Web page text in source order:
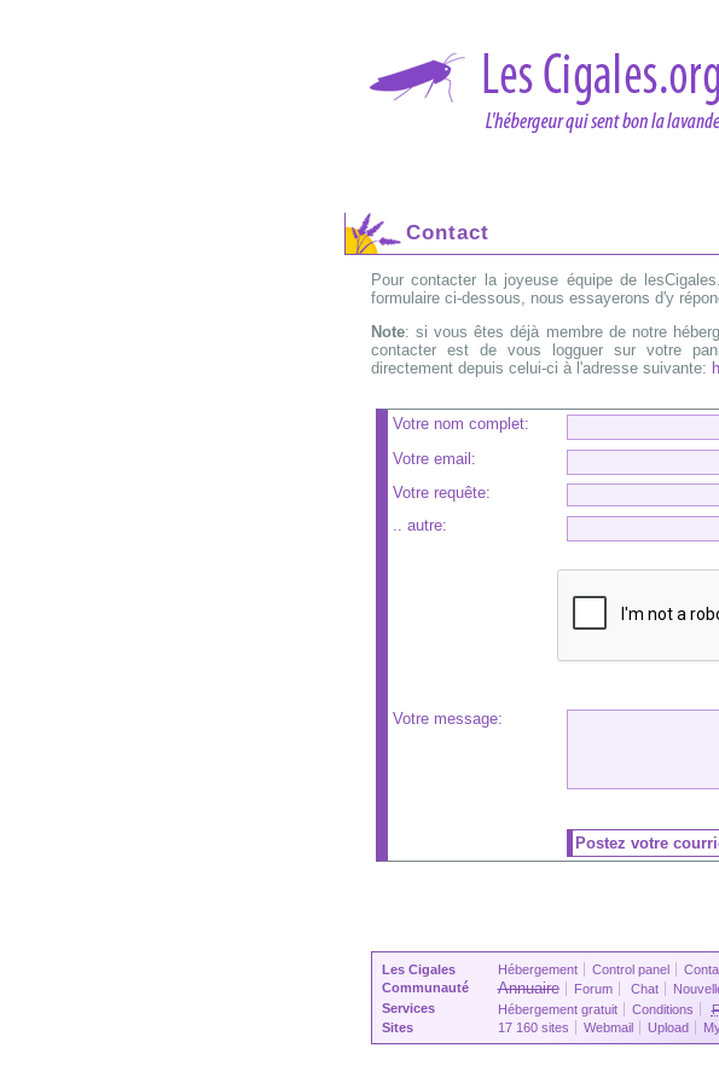
Contact
Pour contacter la joyeuse équipe de
formulaire ci-dessous, nous essayerons d'y
Note: si vous êtes déjà membre de notre
contacter est de vous logguer sur votre
directement depuis celui-ci à l'adresse suivante:
Votre nom complet:
Votre email:
Votre requête:
.. autre:
Votre message:
Les Cigales Hébergement Control panel
Communauté
Annuaire Forum Chat
Services
Hébergement gratuit Conditions
Sites
17 160 sites Webmail Upload